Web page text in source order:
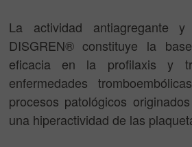
La actividad antiagregante y
DISGREN® constituye la
eficacia en la profilaxis y
enfermedades
procesos patológicos
una hiperactividad de las